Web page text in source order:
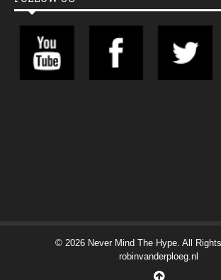
© 2026 Never Mind The Hype. All
robinvanderploeg.nl